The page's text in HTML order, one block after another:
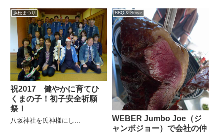
浜松まつり
祝2017 健やかに育てひ
くまの子！初子安全祈願
祭！
八坂神社を氏神様にし...
BBQ & Stove
WEBER Jumbo Joe（ジ
ャンボジョー）で会社の仲